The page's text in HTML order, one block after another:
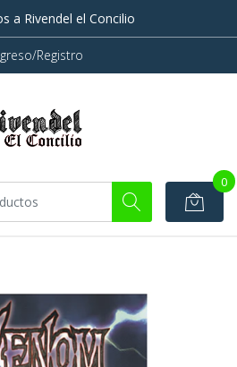
a Rivendel el Concilio
Registro
0